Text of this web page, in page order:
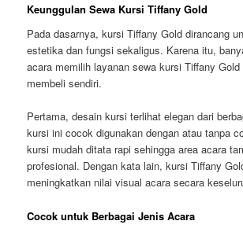
Keunggulan Sewa Kursi Tiffany Gold
Pada dasarnya, kursi Tiffany Gold dirancang
estetika dan fungsi sekaligus. Karena itu,
acara memilih layanan sewa kursi Tiffany Gold
membeli sendiri.
Pertama, desain kursi terlihat elegan dari
kursi ini cocok digunakan dengan atau tanpa
kursi mudah ditata rapi sehingga area acara
profesional. Dengan kata lain, kursi Tiffany
meningkatkan nilai visual acara secara
Cocok untuk Berbagai Jenis Acara